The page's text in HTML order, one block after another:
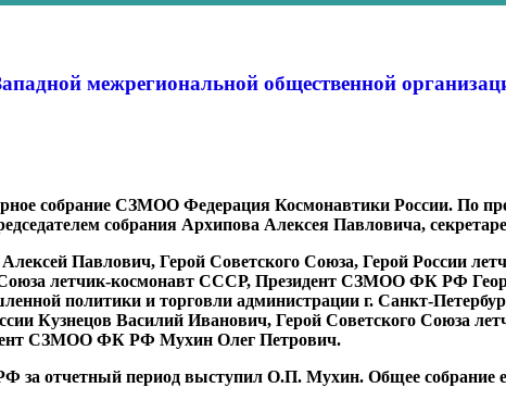
межрегиональной общественной
собрание СЗМОО Федерация Космонавтики России. По
собрания Архипова Алексея Павловича,
Павлович, Герой Советского Союза, Герой России
летчик-космонавт СССР, Президент СЗМОО ФК РФ
политики и торговли администрации г. Санкт-
Кузнецов Василий Иванович, Герой Советского Союза
СЗМОО ФК РФ Мухин Олег Петрович.
отчетный период выступил О.П. Мухин. Общее собрание